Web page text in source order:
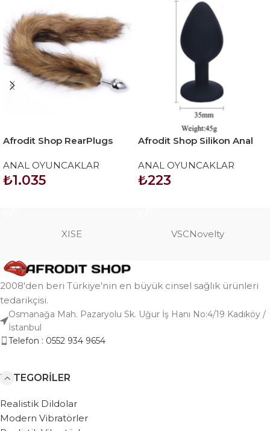
Afrodit Shop RearPlugs
Tıkaç
ANAL OYUNCAKLAR
₺1.035
Afrodit Shop Silikon Anal
ANAL OYUNCAKLAR
₺223
XISE VSCNovelty
2008'den beri Türkiye'nin en büyük cinsel sağlık ürünleri
tedarikçisi.
Osmanağa Mah. Pazaryolu Sk. Uğur İş Hanı No:4/19 Kadıköy /
İstanbul
Telefon : 0552 934 9654
KATEGORILER
Realistik Dildolar
Modern Vibratörler